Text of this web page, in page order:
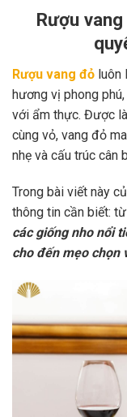
Rượu
Rượu vang đỏ luôn
hương vị phong
với ẩm thực. Được
cùng vỏ, vang đỏ
nhẹ và cấu trúc cân
Trong bài viết này
thông tin cần biết: từ
các giống nho nổi
cho đến mẹo chọn